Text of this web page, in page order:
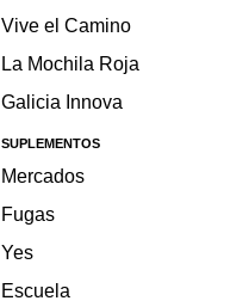
Vive el Camino
La Mochila Roja
Galicia Innova
SUPLEMENTOS
Mercados
Fugas
Yes
Escuela